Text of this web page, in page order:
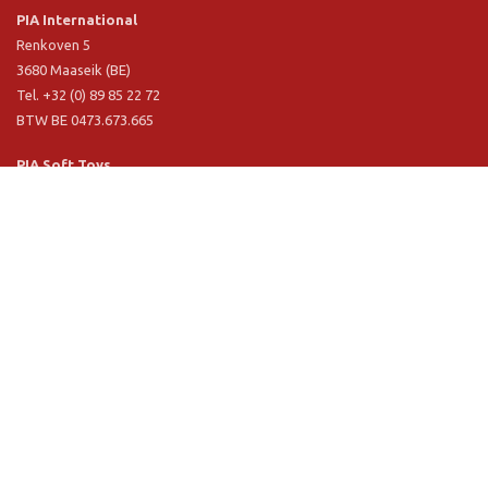
PIA International
Renkoven 5
3680 Maaseik (BE)
Tel. +32 (0) 89 85 22 72
BTW BE 0473.673.665
PIA Soft Toys